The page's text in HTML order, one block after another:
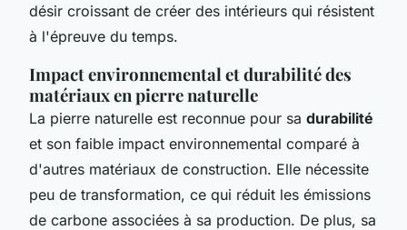
désir croissant de créer des intérieurs qui résistent
à l'épreuve du temps.
Impact environnemental et durabilité des
matériaux en pierre naturelle
La pierre naturelle est reconnue pour sa durabilité
et son faible impact environnemental comparé à
d'autres matériaux de construction. Elle nécessite
peu de transformation, ce qui réduit les émissions
de carbone associées à sa production. De plus, sa